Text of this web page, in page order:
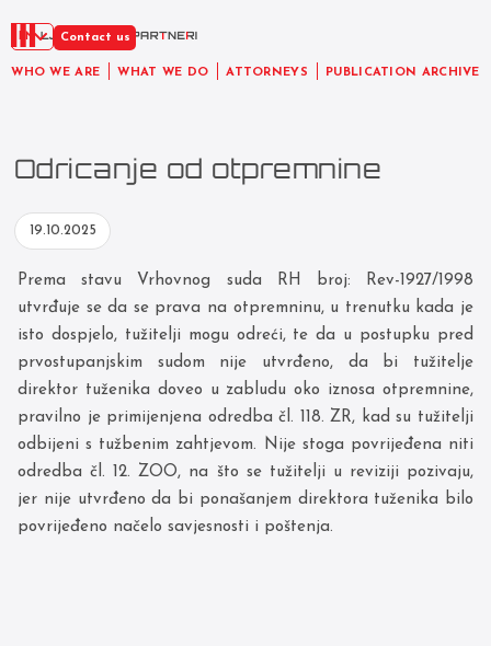
WHO WE ARE WHAT WE DO ATTORNEYS PUBLICATION ARCHIVE
EN Contact us
Odricanje od otpremnine
19.10.2025
Prema stavu Vrhovnog suda RH broj: Rev-1927/1998
utvrđuje se da se prava na otpremninu, u trenutku kada je
isto dospjelo, tužitelji mogu odreći, te da u postupku pred
prvostupanjskim sudom nije utvrđeno, da bi tužitelje
direktor tuženika doveo u zabludu oko iznosa otpremnine,
pravilno je primijenjena odredba čl. 118. ZR, kad su tužitelji
odbijeni s tužbenim zahtjevom. Nije stoga povrijeđena niti
odredba čl. 12. ZOO, na što se tužitelji u reviziji pozivaju,
jer nije utvrđeno da bi ponašanjem direktora tuženika bilo
povrijeđeno načelo savjesnosti i poštenja.